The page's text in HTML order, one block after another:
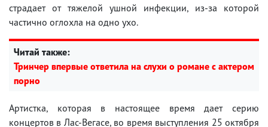
страдает от тяжелой ушной инфекции, из-за которой
частично оглохла на одно ухо.
Читай также:
Тринчер впервые ответила на слухи о романе с актером
порно
Артистка, которая в настоящее время дает серию
концертов в Лас-Вегасе, во время выступления 25 октября